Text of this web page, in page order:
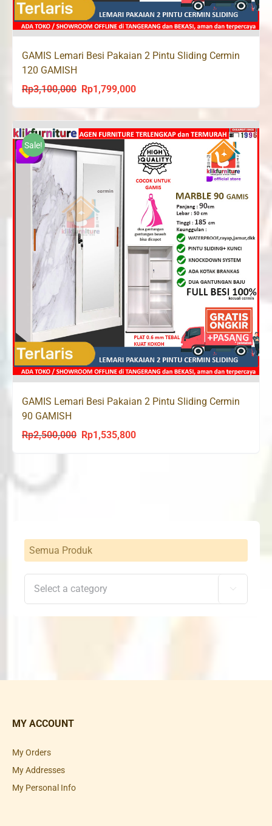
GAMIS Lemari Besi Pakaian 2 Pintu Sliding Cermin
120 GAMISH
Rp3,100,000
Original
price
was:
Rp3,100,000.
Rp1,799,000Current
price
is:
Rp1,799,000.
Sale!
GAMIS Lemari Besi Pakaian 2 Pintu Sliding Cermin
90 GAMISH
Rp2,500,000
Original
Rp1,535,800Current
Semua Produk

MY ACCOUNT
My Orders
My Addresses
My Personal Info